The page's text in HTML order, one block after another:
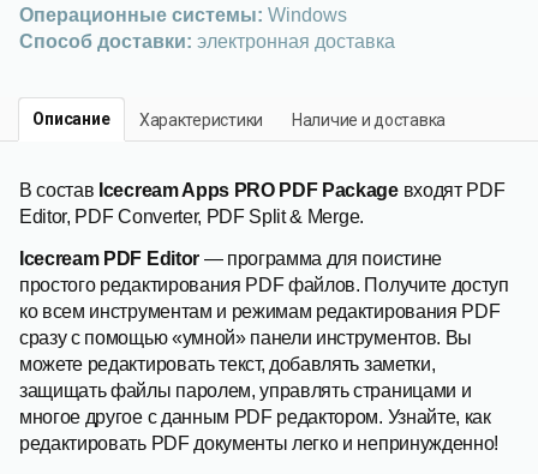
Операционные системы: Windows
Способ доставки: электронная доставка
Описание Характеристики Наличие и доставка
В состав Icecream Apps PRO PDF Package входят PDF
Editor, PDF Converter, PDF Split & Merge.
Icecream PDF Editor — программа для поистине
простого редактирования PDF файлов. Получите доступ
ко всем инструментам и режимам редактирования PDF
сразу с помощью «умной» панели инструментов. Вы
можете редактировать текст, добавлять заметки,
защищать файлы паролем, управлять страницами и
многое другое с данным PDF редактором. Узнайте, как
редактировать PDF документы легко и непринужденно!